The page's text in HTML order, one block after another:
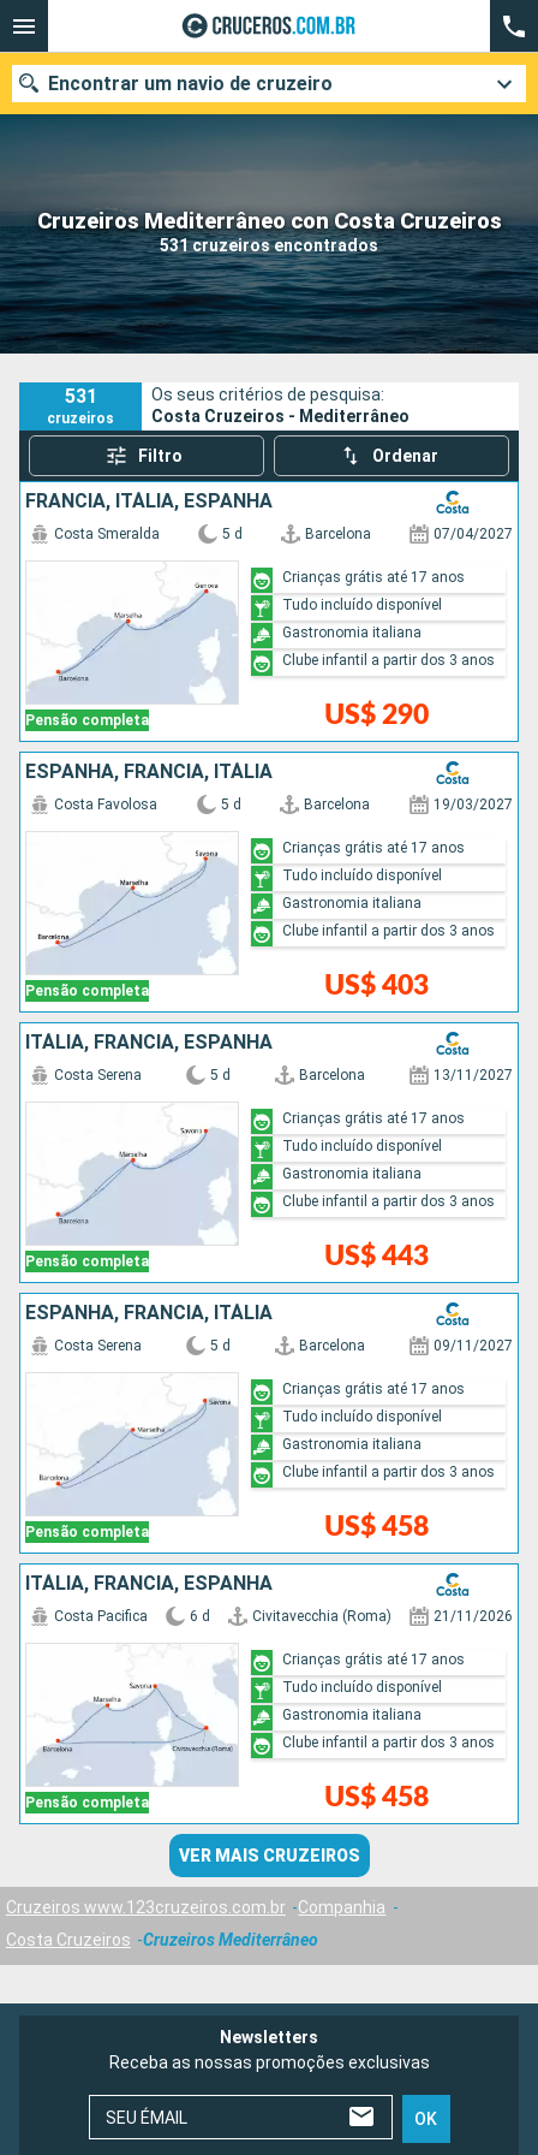
Cruzeiros Mediterrâneo con Costa Cruzeiros
531 cruzeiros encontrados
Encontrar um navio de cruzeiro
Quando ir?
Data de partida
Cidades Companhias
Pesquisar
531
cruzeiros
Os seus critérios de pesquisa:
Costa Cruzeiros - Mediterrâneo
Filtro Ordenar
FRANCIA, ITÁLIA, ESPANHA
Pensão completa
Costa Smeralda 5 d Barcelona 07/04/2027
US$ 290
Crianças grátis até 17 anos
Tudo incluído disponível
Gastronomia italiana
Clube infantil a partir dos 3 anos
ESPANHA, FRANCIA, ITÁLIA
Pensão completa
Costa Favolosa 5 d Barcelona 19/03/2027
US$ 403
Crianças grátis até 17 anos
Tudo incluído disponível
Gastronomia italiana
Clube infantil a partir dos 3 anos
ITÁLIA, FRANCIA, ESPANHA
Pensão completa
Costa Serena 5 d Barcelona 13/11/2027
US$ 443
Crianças grátis até 17 anos
Tudo incluído disponível
Gastronomia italiana
Clube infantil a partir dos 3 anos
ESPANHA, FRANCIA, ITÁLIA
Pensão completa
Costa Serena 5 d Barcelona 09/11/2027
US$ 458
Crianças grátis até 17 anos
Tudo incluído disponível
Gastronomia italiana
Clube infantil a partir dos 3 anos
ITÁLIA, FRANCIA, ESPANHA
Pensão completa
Costa Pacifica 6 d Civitavecchia (Roma) 21/11/2026
US$ 458
Crianças grátis até 17 anos
Tudo incluído disponível
Gastronomia italiana
Clube infantil a partir dos 3 anos
VER MAIS CRUZEIROS
Cruzeiros www.123cruzeiros.com.br
Companhia
Costa Cruzeiros
Cruzeiros Mediterrâneo
Newsletters
Receba as nossas promoções exclusivas
SEU ÉMAIL OK